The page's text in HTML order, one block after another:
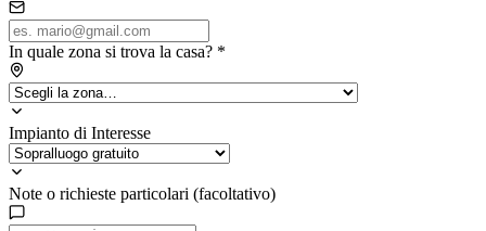
In quale zona si trova la casa? *
Impianto di Interesse
Note o richieste particolari (facoltativo)